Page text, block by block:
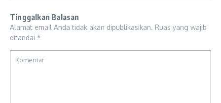
Tinggalkan Balasan
Alamat email Anda tidak akan dipublikasikan. Ruas yang wajib
ditandai *